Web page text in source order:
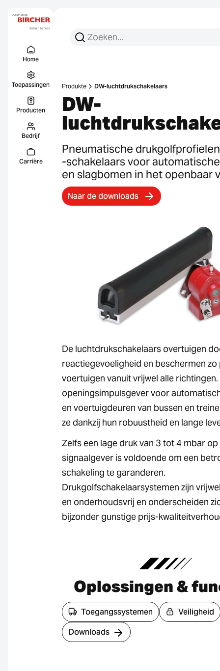
Home
Toepassingen
Producten
Bedrijf
Carrière
Zoeken:
Zoek op
Produkte DW-luchtdrukschakelaars
DW-
Pneumatische
-schakelaars voor
en slagbomen in het openbaar
Naar de downloads
De luchtdrukschakelaars overtuigen
reactiegevoeligheid en beschermen zo
voertuigen vanuit vrijwel alle richtingen.
openingsimpulsgever voor
en voertuigdeuren van bussen en
ze dankzij hun robuustheid en lange
Zelfs een lage druk van 3 tot 4 mbar op
signaalgever is voldoende om een
schakeling te garanderen.
Drukgolfschakelaarsystemen zijn
en onderhoudsvrij en onderscheiden
bijzonder gunstige prijs-
Oplossingen &
Toegangssystemen
Veiligheid
Downloads